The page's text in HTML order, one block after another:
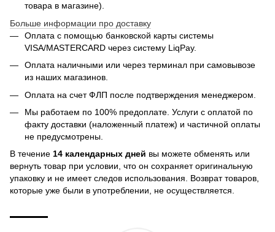
товара в магазине).
Больше информации про доставку
Оплата с помощью банковской карты системы
VISA/MASTERCARD через систему LiqPay.
Оплата наличными или через терминал при самовывозе
из наших магазинов.
Оплата на счет ФЛП после подтверждения менеджером.
Мы работаем по 100% предоплате. Услуги с оплатой по
факту доставки (наложенный платеж) и частичной оплаты
не предусмотрены.
В течение 14 календарных дней вы можете обменять или
вернуть товар при условии, что он сохраняет оригинальную
упаковку и не имеет следов использования. Возврат товаров,
которые уже были в употреблении, не осуществляется.